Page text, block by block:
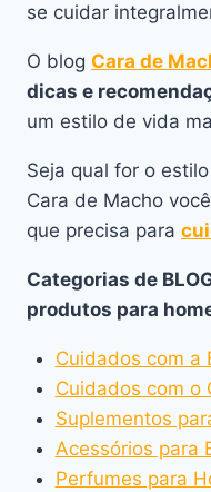
se cuidar
O blog Cara de
dicas e
um estilo de vida
Seja qual for o
Cara de Macho
que precisa para
Categorias de
produtos para
Cuidados com a
Cuidados com o
Suplementos
Acessórios para
Perfumes para